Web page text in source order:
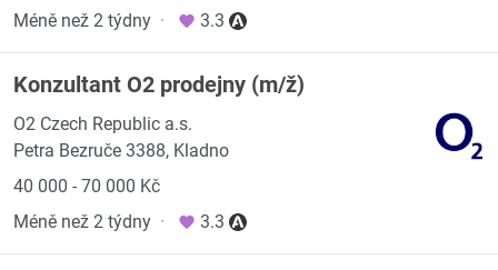
Méně než 2 týdny · 3.3
Konzultant O2 prodejny (m/ž)
O2 Czech Republic a.s.
Petra Bezruče 3388, Kladno
40 000 - 70 000 Kč
Méně než 2 týdny · 3.3